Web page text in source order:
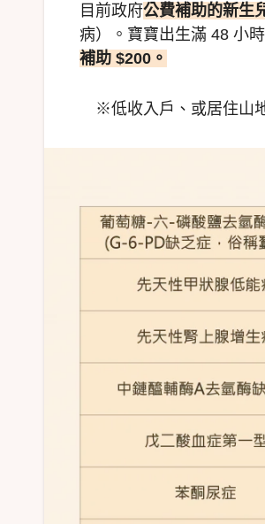
目前政府公費補助的新生
病）。寶寶出生滿 48 小
補助 $200。
※低收入戶、或居住山